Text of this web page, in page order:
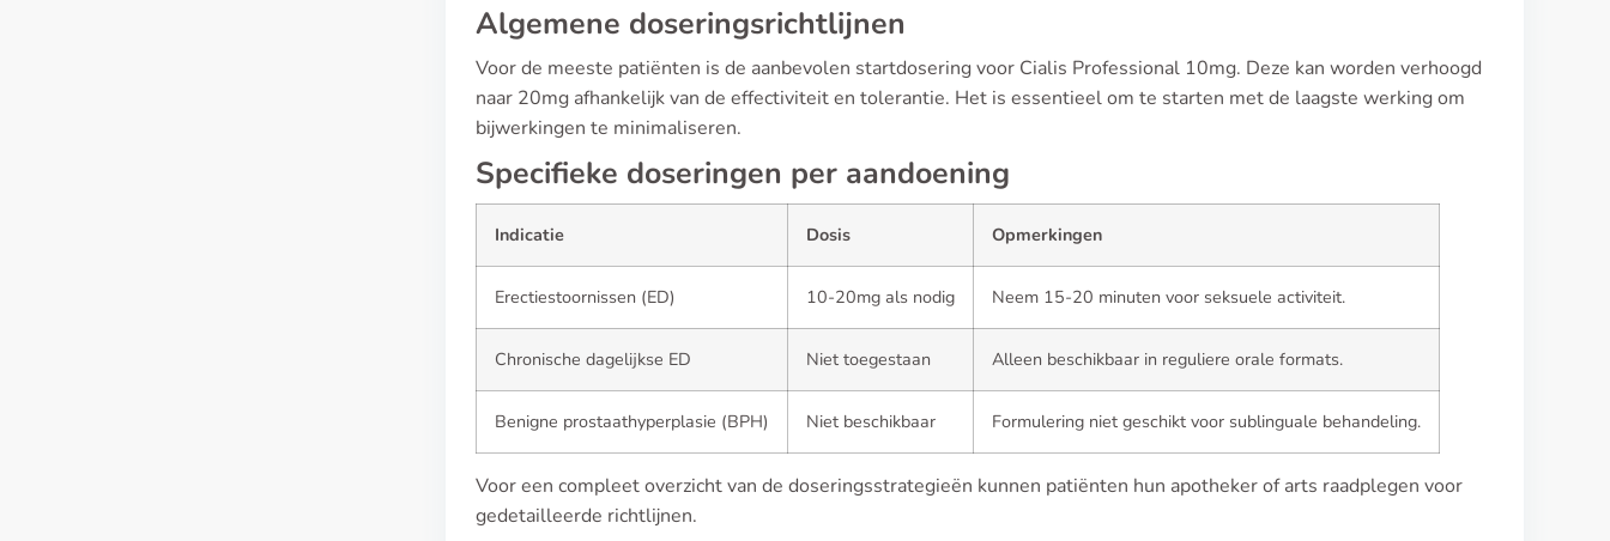
Algemene doseringsrichtlijnen
Voor de meeste patiënten is de aanbevolen startdosering voor Cialis Professional 10mg. Deze kan worden verhoogd
naar 20mg afhankelijk van de effectiviteit en tolerantie. Het is essentieel om te starten met de laagste werking om
bijwerkingen te minimaliseren.
Specifieke doseringen per aandoening
Indicatie Dosis Opmerkingen
Erectiestoornissen (ED) 10-20mg als nodig Neem 15-20 minuten voor seksuele activiteit.
Chronische dagelijkse ED Niet toegestaan Alleen beschikbaar in reguliere orale formats.
Benigne prostaathyperplasie (BPH) Niet beschikbaar Formulering niet geschikt voor sublinguale behandeling.
Voor een compleet overzicht van de doseringsstrategieën kunnen patiënten hun apotheker of arts raadplegen voor
gedetailleerde richtlijnen.